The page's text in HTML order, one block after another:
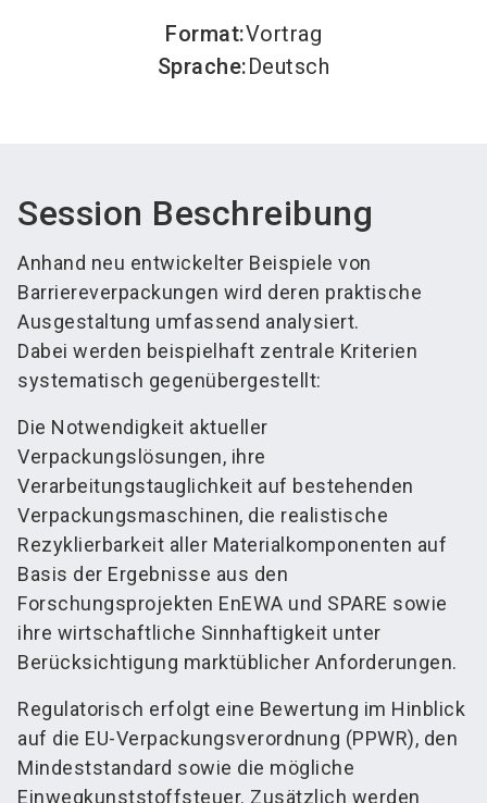
Format:Vortrag
Sprache:Deutsch
Session Beschreibung
Anhand neu entwickelter Beispiele von
Barriereverpackungen wird deren praktische
Ausgestaltung umfassend analysiert.
Dabei werden beispielhaft zentrale Kriterien
systematisch gegenübergestellt:
Die Notwendigkeit aktueller
Verpackungslösungen, ihre
Verarbeitungstauglichkeit auf bestehenden
Verpackungsmaschinen, die realistische
Rezyklierbarkeit aller Materialkomponenten auf
Basis der Ergebnisse aus den
Forschungsprojekten EnEWA und SPARE sowie
ihre wirtschaftliche Sinnhaftigkeit unter
Berücksichtigung marktüblicher Anforderungen.
Regulatorisch erfolgt eine Bewertung im Hinblick
auf die EU-Verpackungsverordnung (PPWR), den
Mindeststandard sowie die mögliche
Einwegkunststoffsteuer. Zusätzlich werden